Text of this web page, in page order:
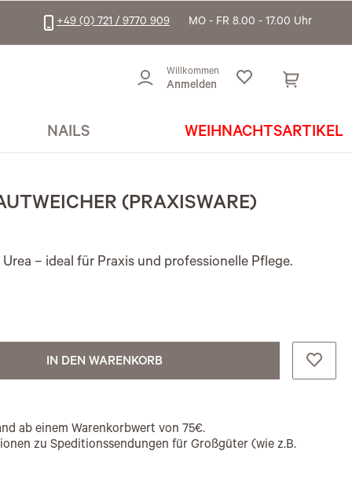
+49 (0) 721 / 9770 909 MO - FR 8.00 - 17.00 Uhr
Willkommen
Anmelden
NAILS WEIHNACHTSARTIKEL
(PRAXISWARE)
– ideal für Praxis und professionelle Pflege.
IN DEN WARENKORB
ab einem Warenkorbwert von 75€.
zu Speditionssendungen für Großgüter (wie z.B.